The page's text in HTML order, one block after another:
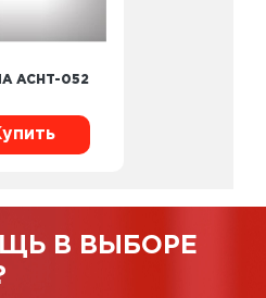
ACHT-052
В ВЫБОРЕ